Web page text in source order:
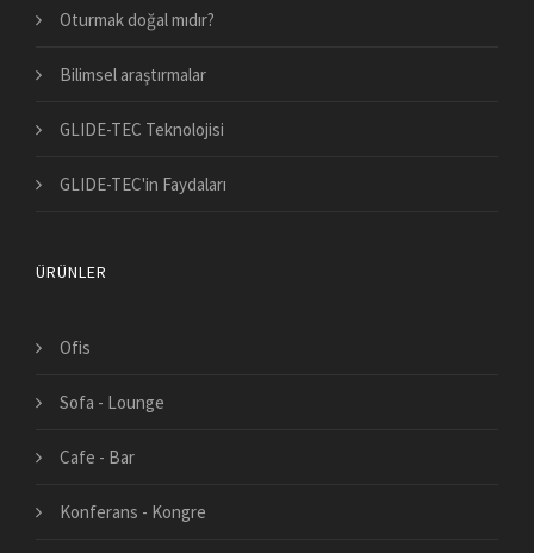
Oturmak doğal mıdır?
Bilimsel araştırmalar
GLIDE-TEC Teknolojisi
GLIDE-TEC'in Faydaları
ÜRÜNLER
Ofis
Sofa - Lounge
Cafe - Bar
Konferans - Kongre